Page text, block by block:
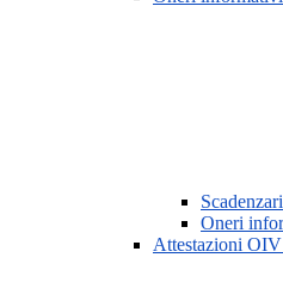
Oneri
Attestazioni OIV